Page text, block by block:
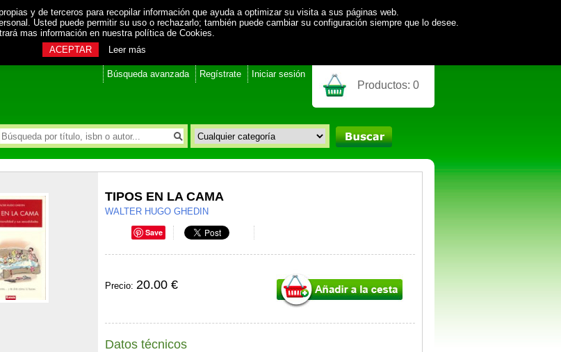
y de terceros para recopilar información que ayuda a optimizar su visita a sus páginas web.
Usted puede permitir su uso o rechazarlo; también puede cambiar su configuración siempre que lo desee.
mas información en nuestra política de Cookies.
ACEPTAR
Leer más
Búsqueda avanzada Regístrate Iniciar sesión
Productos: 0
TIPOS EN LA CAMA
WALTER HUGO GHEDIN
Save
Precio: 20.00 €
Datos técnicos